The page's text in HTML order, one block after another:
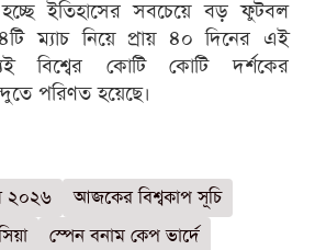
ইতিহাসের সবচেয়ে বড় ফুটবল
ম্যাচ নিয়ে প্রায় ৪০ দিনের এই
বিশ্বের কোটি কোটি দর্শকের
পরিণত হয়েছে।
২০২৬
আজকের বিশ্বকাপ সূচি
স্পেন বনাম কেপ ভার্দে